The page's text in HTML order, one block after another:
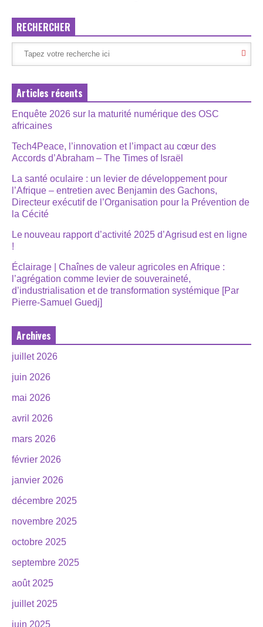
RECHERCHER
Articles récents
Enquête 2026 sur la maturité numérique des OSC
africaines
Tech4Peace, l’innovation et l’impact au cœur des
Accords d’Abraham – The Times of Israël
La santé oculaire : un levier de développement pour
l’Afrique – entretien avec Benjamin des Gachons,
Directeur exécutif de l’Organisation pour la Prévention de
la Cécité
Le nouveau rapport d’activité 2025 d’Agrisud est en ligne
!
Éclairage | Chaînes de valeur agricoles en Afrique :
l’agrégation comme levier de souveraineté,
d’industrialisation et de transformation systémique [Par
Pierre-Samuel Guedj]
Archives
juillet 2026
juin 2026
mai 2026
avril 2026
mars 2026
février 2026
janvier 2026
décembre 2025
novembre 2025
octobre 2025
septembre 2025
août 2025
juillet 2025
juin 2025